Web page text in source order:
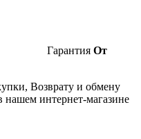
Гарантия От
Возврату и обмену
нашем интернет-магазине